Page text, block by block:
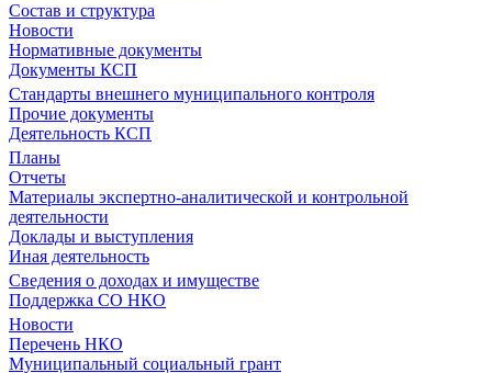
Состав и структура
Новости
Нормативные документы
Документы КСП
Стандарты внешнего муниципального контроля
Прочие документы
Деятельность КСП
Планы
Отчеты
Материалы экспертно-аналитической и контрольной
деятельности
Доклады и выступления
Иная деятельность
Сведения о доходах и имуществе
Поддержка СО НКО
Новости
Перечень НКО
Муниципальный социальный грант